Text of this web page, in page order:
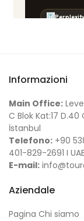
Informazioni
Main Office:
C Blok Kat:17
İstanbul
Telefono: +90
401-829-2691 I
E-mail:
Aziendale
Pagina Chi siamo